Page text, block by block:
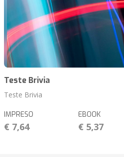
Teste Brivia
Teste Brivia
IMPRESO
€ 7,64
EBOOK
€ 5,37